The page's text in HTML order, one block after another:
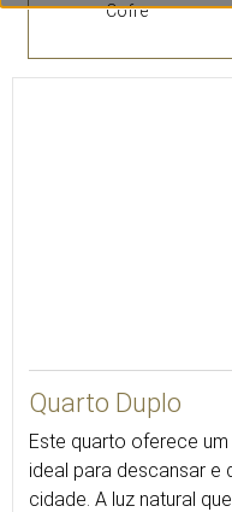
Cofre
Quarto Duplo
Este quarto oferece
ideal para descansar e
cidade. A luz natural